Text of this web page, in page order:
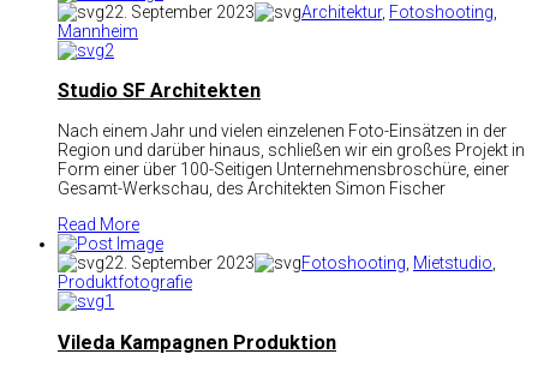
22. September 2023
Architektur, Fotoshooting
Mannheim
2
Studio SF Architekten
Nach einem Jahr und vielen einzelenen Foto-Einsätzen in der
Region und darüber hinaus, schließen wir ein großes Projekt in
Form einer über 100-Seitigen Unternehmensbroschüre, einer
Gesamt-Werkschau, des Architekten Simon Fischer
Read More
22. September 2023
Fotoshooting, Mietstudio,
Produktfotografie
1
Vileda Kampagnen Produktion